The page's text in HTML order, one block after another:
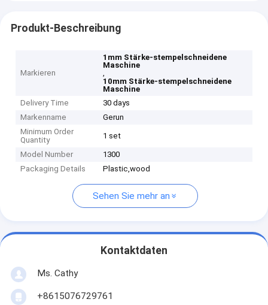
Produkt-Beschreibung
Markieren
1mm Stärke-stempelschneidene
Maschine
,
10mm Stärke-stempelschneidene
Maschine
Delivery Time
30 days
Markenname
Gerun
Minimum Order
Quantity
1 set
Model Number
1300
Packaging Details
Plastic,wood
Sehen Sie mehr an
Kontaktdaten
Ms. Cathy
+8615076729761